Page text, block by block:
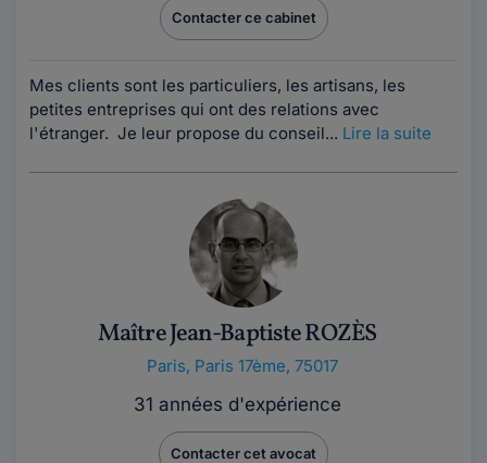
Contacter ce cabinet
Mes clients sont les particuliers, les artisans, les
petites entreprises qui ont des relations avec
l'étranger. Je leur propose du conseil... Lire la suite
Maître Jean-Baptiste ROZÈS
Paris, Paris 17ème, 75017
31 années d'expérience
Contacter cet avocat